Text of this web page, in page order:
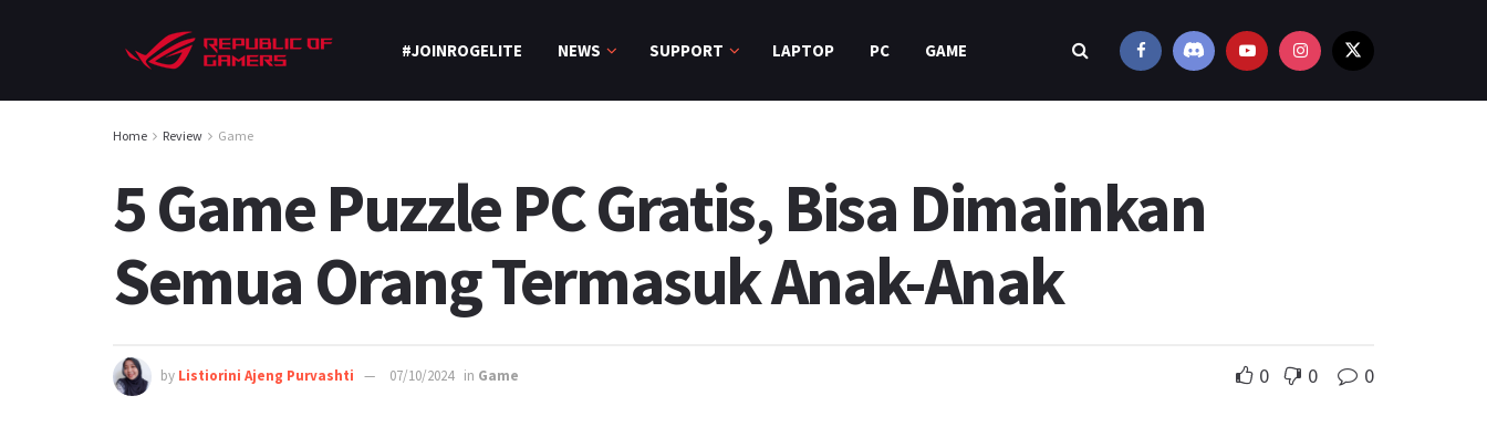
#JOINROGELITE NEWS SUPPORT LAPTOP PC GAME
Home Review Game
5 Game Puzzle PC Gratis, Bisa Dimainkan
Semua Orang Termasuk Anak-Anak
by Listiorini Ajeng Purvashti 07/10/2024 in Game 0 0 0